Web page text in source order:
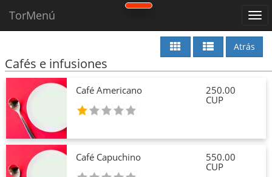
TorMenú
Atrás
Cafés e infusiones
Café Americano
250.00
CUP
Café Capuchino
550.00
CUP